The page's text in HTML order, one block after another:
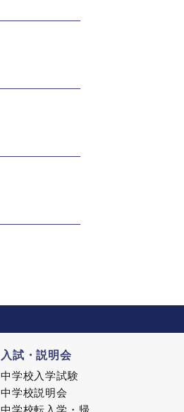
入試・説明会
中学校入学試験
中学校説明会